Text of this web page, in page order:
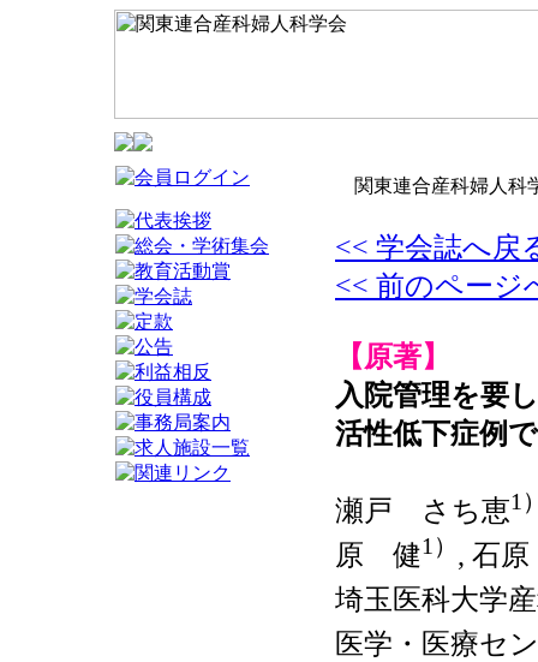
関東連合産科婦人科
<< 学会誌へ戻
<< 前のページ
【原著】
入院管理を要
活性低下症例
瀬戸 さち恵1
原 健1） , 石
埼玉医科大学
医学・医療セ